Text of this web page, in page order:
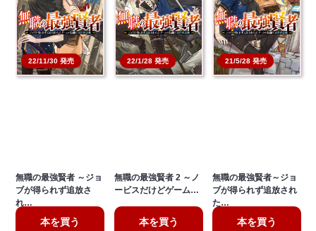
22/11/30 発売
無職の最強賢者 ～ジョ
ブが得られず追放さ
れ…
本を買う
22/1/28 発売
無職の最強賢者 2 ～ノ
ービスだけどゲーム…
本を買う
21/5/28 発売
無職の最強賢者～ジョ
ブが得られず追放され
た…
本を買う